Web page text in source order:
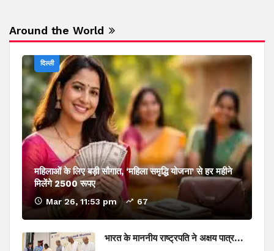
Around the World
दिल्ली
महिलाओं के लिए बड़ी सौगात, ‘महिला समृद्धि योजना’ से हर महीने
मिलेंगे 2500 रूपए
Mar 26, 11:53 pm 67
भारत के माननीय राष्ट्रपति ने अक्षय पात्र…